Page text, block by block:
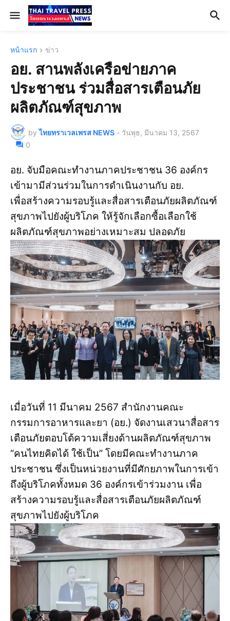
หน้าแรก ข่าว
อย. สานพลังเครือข่ายภาค
ประชาชน ร่วมสื่อสารเตือนภัย
ผลิตภัณฑ์สุขภาพ
by ไทยทราเวลเพรส NEWS - วันพุธ, มีนาคม 13, 2567
0
อย. จับมือคณะทำงานภาคประชาชน 36 องค์กร
เข้ามามีส่วนร่วมในการดำเนินงานกับ อย.
เพื่อสร้างความรอบรู้และสื่อสารเตือนภัยผลิตภัณฑ์
สุขภาพไปยังผู้บริโภค ให้รู้จักเลือกซื้อเลือกใช้
ผลิตภัณฑ์สุขภาพอย่างเหมาะสม ปลอดภัย
เมื่อวันที่ 11 มีนาคม 2567 สำนักงานคณะ
กรรมการอาหารและยา (อย.) จัดงานเสวนาสื่อสาร
เตือนภัยตอบโต้ความเสี่ยงด้านผลิตภัณฑ์สุขภาพ
“คนไทยคิดได้ ใช้เป็น” โดยมีคณะทำงานภาค
ประชาชน ซึ่งเป็นหน่วยงานที่มีศักยภาพในการเข้า
ถึงผู้บริโภคทั้งหมด 36 องค์กรเข้าร่วมงาน เพื่อ
สร้างความรอบรู้และสื่อสารเตือนภัยผลิตภัณฑ์
สุขภาพไปยังผู้บริโภค